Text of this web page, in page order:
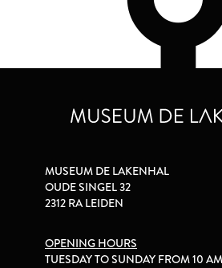
MUSEUM DE LAKENHAL
OUDE SINGEL 32
2312 RA LEIDEN
OPENING HOURS
TUESDAY TO SUNDAY FROM 10